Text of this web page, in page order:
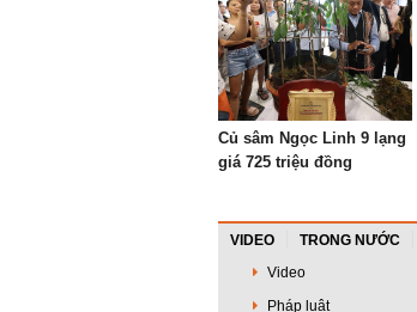
Củ sâm Ngọc Linh 9 lạng
giá 725 triệu đồng
VIDEO TRONG NƯỚC
Video
Pháp luật